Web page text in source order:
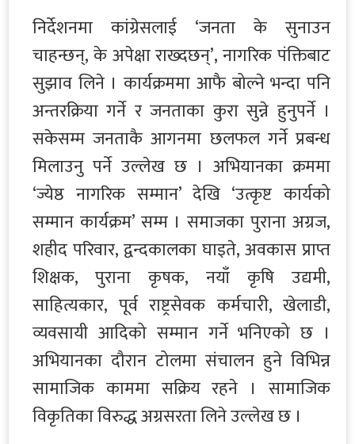
निर्देशनमा कांग्रेसलाई ‘जनता के सुनाउन
चाहन्छन्, के अपेक्षा राख्दछन्’, नागरिक पंक्तिबाट
सुझाव लिने । कार्यक्रममा आफै बोल्ने भन्दा पनि
अन्तरक्रिया गर्ने र जनताका कुरा सुन्ने हुनुपर्ने ।
सकेसम्म जनताकै आगनमा छलफल गर्ने प्रबन्ध
मिलाउनु पर्ने उल्लेख छ । अभियानका क्रममा
‘ज्येष्ठ नागरिक सम्मान’ देखि ‘उत्कृष्ट कार्यको
सम्मान कार्यक्रम’ सम्म । समाजका पुराना अग्रज,
शहीद परिवार, द्वन्दकालका घाइते, अवकास प्राप्त
शिक्षक, पुराना कृषक, नयाँ कृषि उद्यमी,
साहित्यकार, पूर्व राष्ट्रसेवक कर्मचारी, खेलाडी,
व्यवसायी आदिको सम्मान गर्ने भनिएको छ ।
अभियानका दौरान टोलमा संचालन हुने विभिन्न
सामाजिक काममा सक्रिय रहने । सामाजिक
विकृतिका विरुद्ध अग्रसरता लिने उल्लेख छ ।